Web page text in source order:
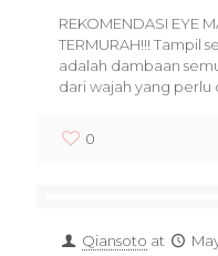
REKOMENDASI EYE
TERMURAH!!! Tampil
adalah dambaan
dari wajah yang
0
Qiansoto at